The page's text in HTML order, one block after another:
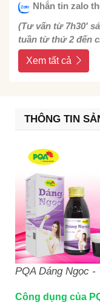
Nhắn tin zalo
(Tư vấn từ 7h30'
tuần từ thứ 2 đến
Xem tất cả
THÔNG TIN
PQA Dáng Ngọc -
Công dụng của